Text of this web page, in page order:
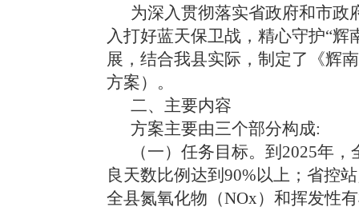
为深入贯彻落实省政府和市政
入打好蓝天保卫战，精心守护“辉
展，结合我县实际， 制定了《辉
方案） 。
二、主要内容
方案主要由三个部分构成:
（一） 任务目标。 到 2025年，
良天数比例达到90%以上；省控
全县氮氧化物（NOx）和挥发性